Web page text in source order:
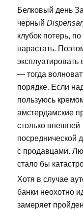
Белковый день
черный
клубок потерь,
нарастать.
— тогда
порядке. Если
пользуюсь
амстердамские
столько внешней
посреднической
с продавцами.
стало бы
Хотя в случае
банки неохотно
замеряет